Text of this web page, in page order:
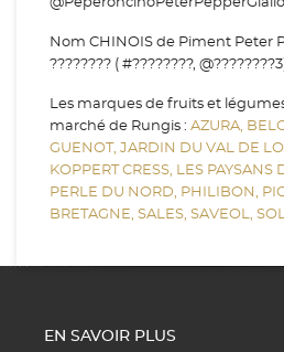
Nom CHINOIS de Piment Peter
???????? ( #????????,
Les marques de fruits et
marché de Rungis : AZURA,
GUENOT, JARDIN DU VAL DE
KOPPERT CRESS, LES PAYSANS
PERLE DU NORD, PHILIBON,
BRETAGNE, SALES, SAVEOL,
EN SAVOIR PLUS